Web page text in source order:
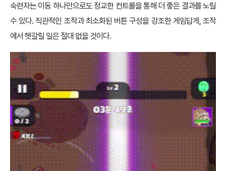
숙련자는 이동 하나만으로도 정교한 컨트롤을 통해 더 좋은 결과를 노릴
수 있다. 직관적인 조작과 최소화된 버튼 구성을 강조한 게임답게, 조작
에서 헷갈릴 일은 절대 없을 것이다.